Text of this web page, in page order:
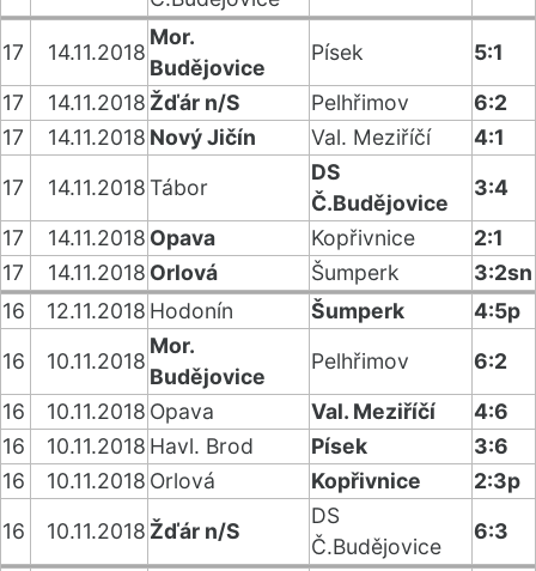
17 14.11.2018
Mor.
Budějovice
Písek
5:1
17
14.11.2018 Žďár n/S Pelhřimov
6:2
17
14.11.2018 Nový Jičín Val. Meziříčí
4:1
17
14.11.2018Tábor
DS
Č.Budějovice
3:4
17
14.11.2018 Opava Kopřivnice
2:1
17
14.11.2018 Orlová Šumperk
3:2sn
16
12.11.2018 Hodonín Šumperk
4:5p
16
10.11.2018
Mor.
Budějovice
Pelhřimov
6:2
16
10.11.2018 Opava Val. Meziříčí
4:6
16
10.11.2018 Havl. Brod Písek
3:6
16
10.11.2018 Orlová Kopřivnice
2:3p
16
10.11.2018 Žďár n/S
DS
Č.Budějovice
6:3